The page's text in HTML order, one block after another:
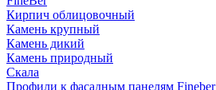
Кирпич облицовочный
Камень крупный
Камень дикий
Камень природный
Скала
Профили к фасадным панелям Fineber